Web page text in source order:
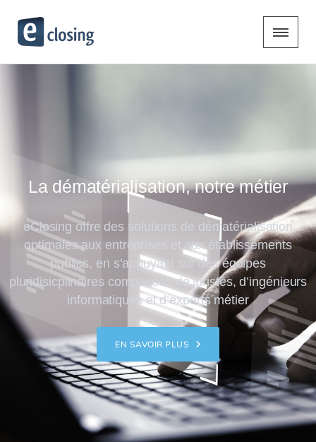
La dématérialisation, notre métier
eClosing offre des solutions de dématérialisation
optimales aux entreprises et aux établissements
publics, en s’appuyant sur des équipes
pluridisicplinaires composées de juristes, d’ingénieurs
informatiques et d’experts métier
EN SAVOIR PLUS